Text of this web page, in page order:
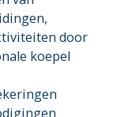
door
koepel